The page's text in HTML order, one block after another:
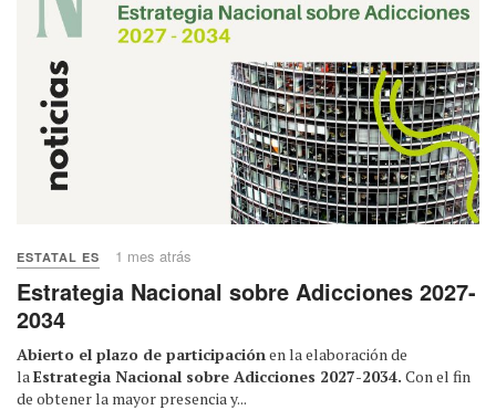
ESTATAL ES 1 mes atrás
Estrategia Nacional sobre Adicciones 2027-
2034
Abierto el plazo de participación en la elaboración de
la Estrategia Nacional sobre Adicciones 2027-2034. Con el fin
de obtener la mayor presencia y...